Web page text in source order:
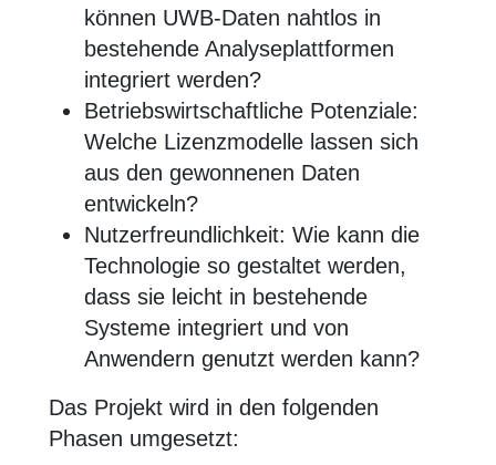
können UWB-Daten nahtlos in
bestehende Analyseplattformen
integriert werden?
Betriebswirtschaftliche Potenziale:
Welche Lizenzmodelle lassen sich
aus den gewonnenen Daten
entwickeln?
Nutzerfreundlichkeit: Wie kann die
Technologie so gestaltet werden,
dass sie leicht in bestehende
Systeme integriert und von
Anwendern genutzt werden kann?
Das Projekt wird in den folgenden
Phasen umgesetzt: